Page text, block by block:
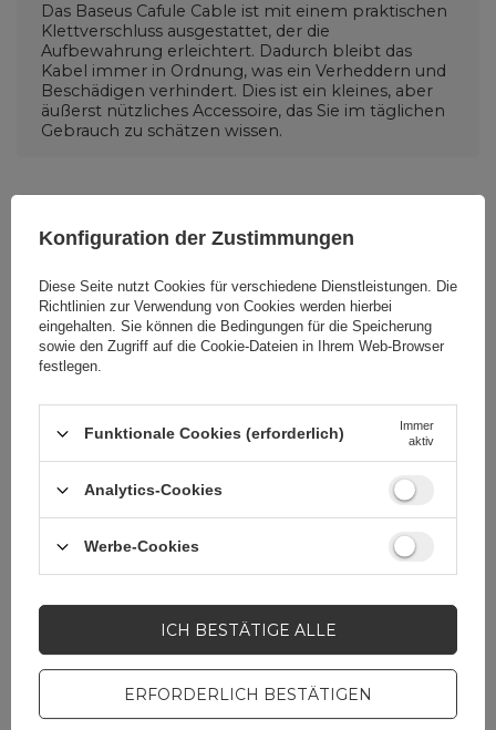
Das Baseus Cafule Cable ist mit einem praktischen
Klettverschluss ausgestattet, der die
Aufbewahrung erleichtert. Dadurch bleibt das
Kabel immer in Ordnung, was ein Verheddern und
Beschädigen verhindert. Dies ist ein kleines, aber
äußerst nützliches Accessoire, das Sie im täglichen
Gebrauch zu schätzen wissen.
Cena sugerowana 5,81 EUR / Stk
Marke Baseus
zuständige Stelle in
GmbH
Mehr
Symbol
Garantie Mobiltelefonzubehör
Verpackungshöhe in
Zentimetern
17
Konfiguration der Zustimmungen
Diese Seite nutzt Cookies für verschiedene Dienstleistungen. Die
Richtlinien zur Verwendung von Cookies werden hierbei
eingehalten. Sie können die Bedingungen für die Speicherung
sowie den Zugriff auf die Cookie-Dateien in Ihrem Web-Browser
festlegen.
Funktionale Cookies (erforderlich)
Immer
aktiv
Analytics-Cookies
Werbe-Cookies
ERFORDERLICH BESTÄTIGEN
ICH BESTÄTIGE ALLE